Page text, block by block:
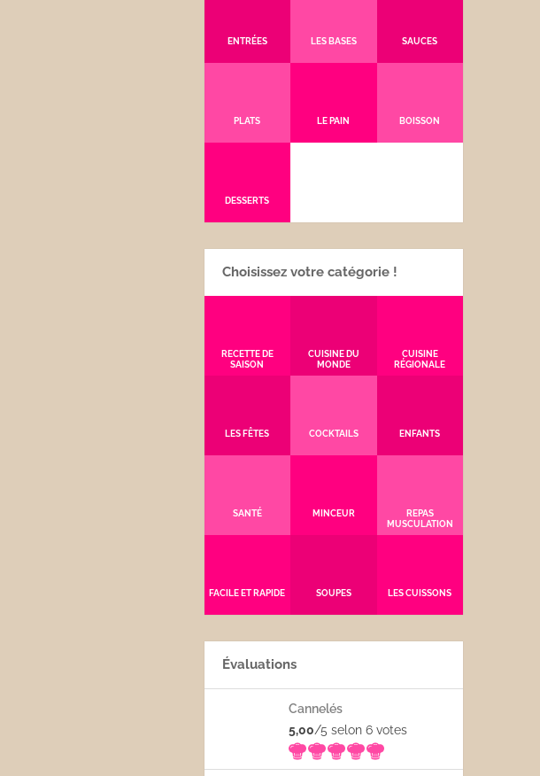
ENTRÉES LES BASES SAUCES
PLATS LE PAIN BOISSON
DESSERTS
Choisissez votre catégorie !
RECETTE DE
SAISON
CUISINE DU
MONDE
CUISINE
RÉGIONALE
LES FÊTES COCKTAILS ENFANTS
SANTÉ MINCEUR
REPAS
MUSCULATION
FACILE ET RAPIDE SOUPES LES CUISSONS
Évaluations
Cannelés
5,00/5 selon 6 votes